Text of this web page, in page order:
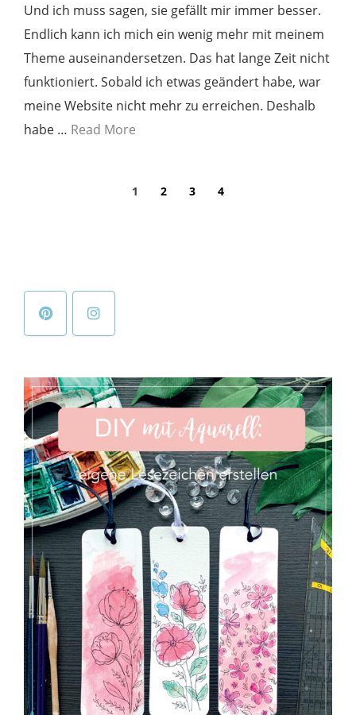
Und ich muss sagen, sie gefällt mir immer besser.
Endlich kann ich mich ein wenig mehr mit meinem
Theme auseinandersetzen. Das hat lange Zeit nicht
funktioniert. Sobald ich etwas geändert habe, war
meine Website nicht mehr zu erreichen. Deshalb
habe … Read More
1 2 3 4